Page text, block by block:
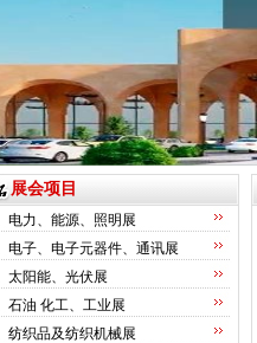
展会项目
电力、能源、照明展
电子、电子元器件、通讯展
太阳能、光伏展
石油 化工、工业展
纺织品及纺织机械展